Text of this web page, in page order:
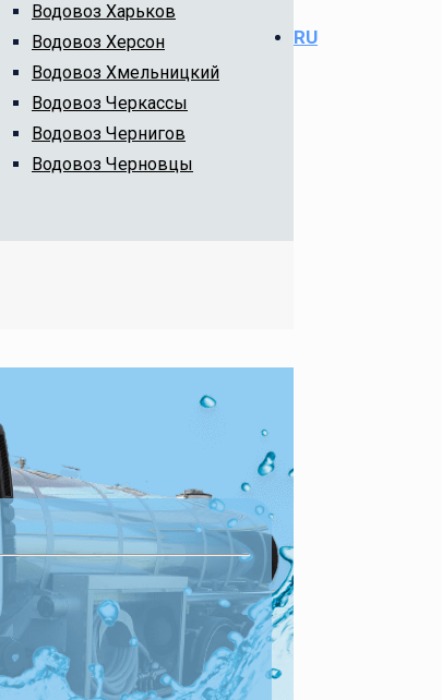
Водовоз Харьков
Водовоз Херсон
Водовоз Хмельницкий
Водовоз Черкассы
Водовоз Чернигов
Водовоз Черновцы
RU